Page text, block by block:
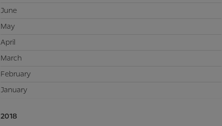
June
May
April
March
February
January
2018